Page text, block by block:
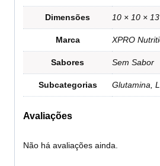
Dimensões 10 × 10 ×
Marca XPRO
Sabores Sem Sabor
Subcategorias Glutamina,
Avaliações
Não há avaliações ainda.